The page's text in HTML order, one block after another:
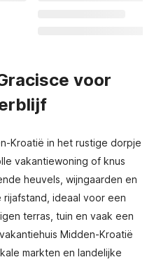
voor
Kroatië in het rustige dorpje
vakantiewoning of knus
heuvels, wijngaarden en
ideaal voor een
terras, tuin en vaak een
Midden-Kroatië
markten en landelijke